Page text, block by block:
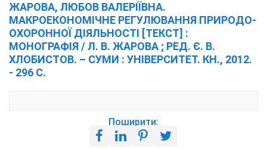
ЖАРОВА, ЛЮБОВ ВАЛЕРІЇВНА.
МАКРОЕКОНОМІЧНЕ РЕГУЛЮВАННЯ ПРИРОДО-
ОХОРОННОЇ ДІЯЛЬНОСТІ [ТЕКСТ] :
МОНОГРАФІЯ / Л. В. ЖАРОВА ; РЕД. Є. В.
ХЛОБИСТОВ. – СУМИ : УНІВЕРСИТЕТ. КН., 2012.
- 296 С.
Поширити: